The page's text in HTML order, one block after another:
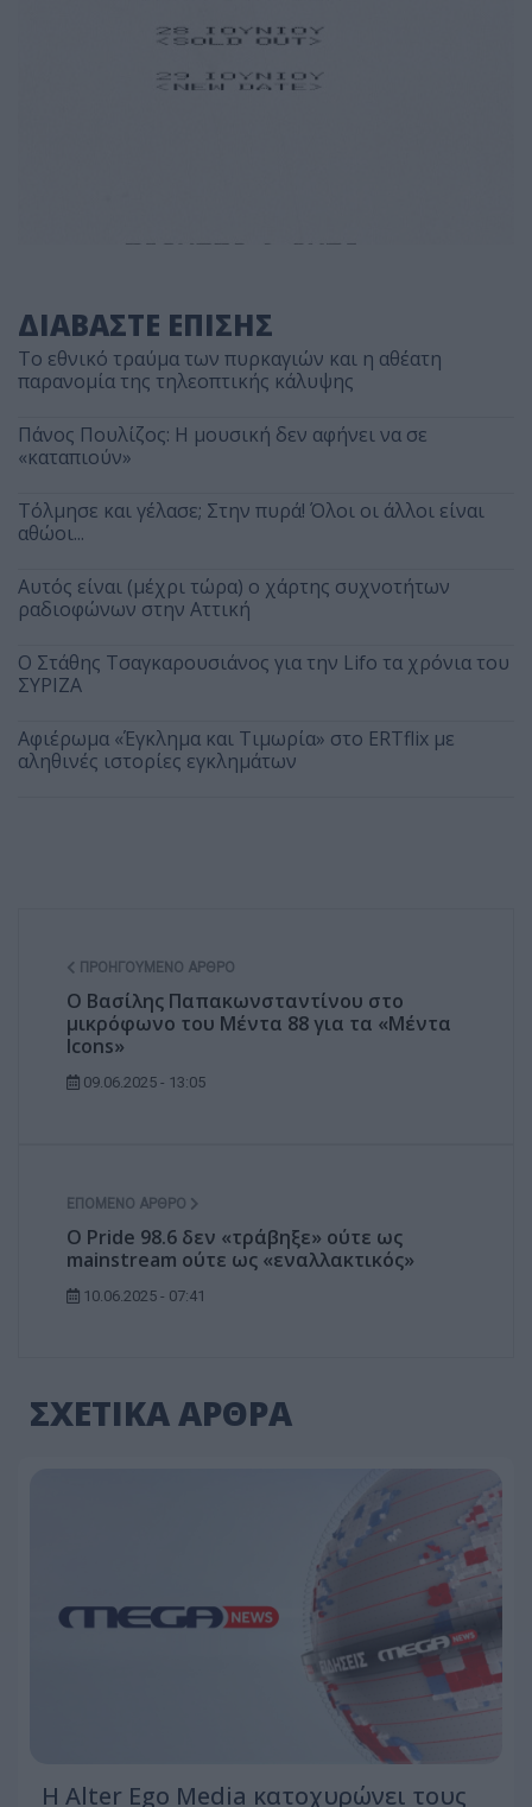
ΔΙΑΒΑΣΤΕ ΕΠΙΣΗΣ
Το εθνικό τραύμα των πυρκαγιών και η αθέατη
παρανομία της τηλεοπτικής κάλυψης
Πάνος Πουλίζος: Η μουσική δεν αφήνει να σε
«καταπιούν»
Τόλμησε και γέλασε; Στην πυρά! Όλοι οι άλλοι είναι
αθώοι...
Αυτός είναι (μέχρι τώρα) ο χάρτης συχνοτήτων
ραδιοφώνων στην Αττική
Ο Στάθης Τσαγκαρουσιάνος για την Lifo τα χρόνια του
ΣΥΡΙΖΑ
Αφιέρωμα «Έγκλημα και Τιμωρία» στο ERTflix με
αληθινές ιστορίες εγκλημάτων
ΠΡΟΗΓΟΎΜΕΝΟ ΆΡΘΡΟ
Ο Βασίλης Παπακωνσταντίνου στο
μικρόφωνο του Μέντα 88 για τα «Μέντα
Icons»
09.06.2025 - 13:05
ΕΠΌΜΕΝΟ ΆΡΘΡΟ
Ο Pride 98.6 δεν «τράβηξε» ούτε ως
mainstream ούτε ως «εναλλακτικός»
10.06.2025 - 07:41
ΣΧΕΤΙΚΑ ΑΡΘΡΑ
Η Alter Ego Media κατοχυρώνει τους